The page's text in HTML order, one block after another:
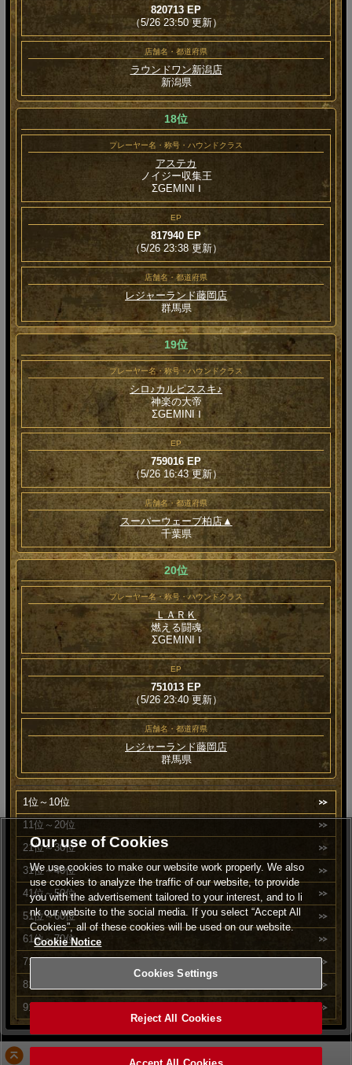
820713 EP
（5/26 23:50 更新）
店舗名・都道府県
ラウンドワン新潟店
新潟県
18位
プレーヤー名・称号・ハウンドクラス
アステカ
ノイジー収集王
ΣGEMINI Ⅰ
EP
817940 EP
（5/26 23:38 更新）
店舗名・都道府県
レジャーランド藤岡店
群馬県
19位
プレーヤー名・称号・ハウンドクラス
シロ♪カルピススキ♪
神楽の大帝
ΣGEMINI Ⅰ
EP
759016 EP
（5/26 16:43 更新）
店舗名・都道府県
スーパーウェーブ柏店▲
千葉県
20位
プレーヤー名・称号・ハウンドクラス
ＬＡＲＫ
燃える闘魂
ΣGEMINI Ⅰ
EP
751013 EP
（5/26 23:40 更新）
店舗名・都道府県
レジャーランド藤岡店
群馬県
1位～10位
11位～20位
21位～30位
31位～40位
41位～50位
51位～60位
61位～70位
71位～80位
81位～90位
91位～100位
Our use of Cookies
We use cookies to make our website work properly. We also
use cookies to analyze the traffic of our website, to provide
you with the advertisement tailored to your interest, and to li
nk our website to the social media. If you select “Accept All
Cookies”, all of these cookies will be used on our website.
Cookie Notice
Cookies Settings
Reject All Cookies